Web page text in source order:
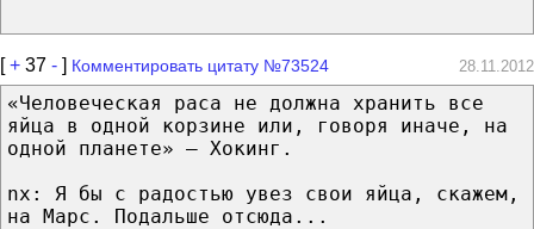
[+ 37 - ] Комментировать цитату №73524 28.11.2012
«Человеческая раса не должна хранить все
яйца в одной корзине или, говоря иначе, на
одной планете» — Хокинг.
nx: Я бы с радостью увез свои яйца, скажем,
на Марс. Подальше отсюда...